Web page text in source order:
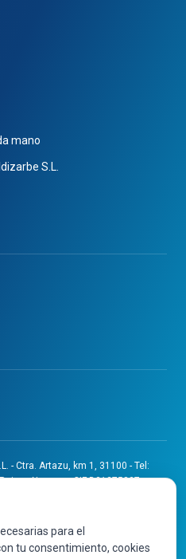
mano
S.L.
- Ctra. Artazu, km 1, 31100 - Tel:
- Navarra - CIF B31275837.
Tomo 32, Folio 75, Hoja 525.
000008" ha sido subvencionado
convocatoria de 2024 de Ayudas a
para el
tu consentimiento, cookies